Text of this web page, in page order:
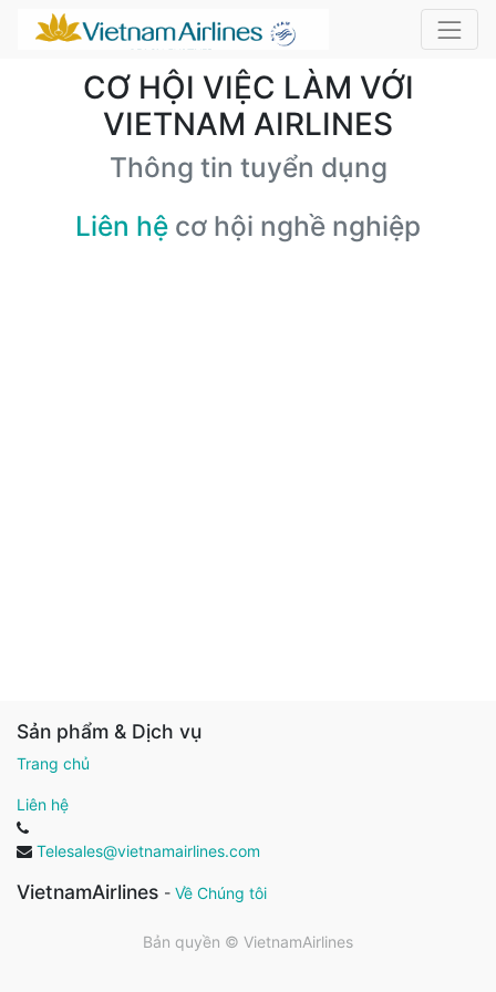
CƠ HỘI VIỆC LÀM VỚI
VIETNAM AIRLINES
Thông tin tuyển dụng
Liên hệ cơ hội nghề nghiệp
Sản phẩm & Dịch vụ
Trang chủ
Liên hệ
Telesales@vietnamairlines.com
VietnamAirlines - Về Chúng tôi
Bản quyền © VietnamAirlines